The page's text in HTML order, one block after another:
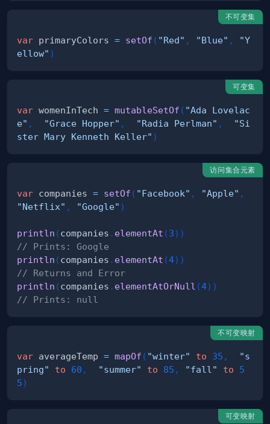
不可变集
var primaryColors = setOf ( "Red" , "Blue" ,
"Y
ellow" )
可变集
var womenInTech = mutableSetOf ( "Ada Lovelac
e" , "Grace Hopper" , "Radia Perlman" ,
"Si
ster Mary Kenneth Keller" )
访问集合元素
var companies = setOf ( "Facebook" , "Apple" ,
"Netflix" , "Google" )
println (companies . elementAt (3) )
// Prints: Google
println (companies . elementAt (4) )
// Returns and Error
println (companies . elementAtOrNull (4) )
// Prints: null
不可变映射
var averageTemp = mapOf ( "winter" to 35 ,
"s
pring"
to 60 , "summer" to 85 , "fall" to
5
5)
可变映射